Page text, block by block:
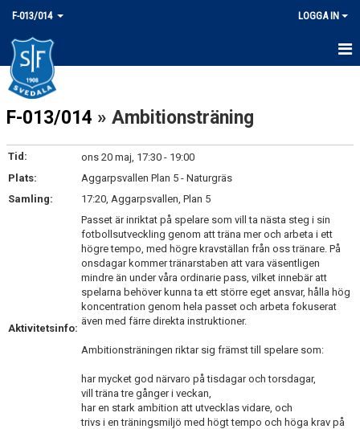
F-013/014 LOGGA IN
HEM
NYHETER
KALENDER
MATCHER
KONTAKT
F-013/014 » Ambitionsträning
Tid:
ons 20 maj, 17:30 - 19:00
Plats:
Aggarpsvallen Plan 5 - Naturgräs
Samling:
17:20, Aggarpsvallen, Plan 5
Aktivitetsinfo:
Passet är inriktat på spelare som vill ta nästa steg i sin
fotbollsutveckling genom att träna mer och arbeta i ett
högre tempo, med högre kravställan från oss tränare. På
onsdagar kommer tränarstaben att vara väsentligen
mindre än under våra ordinarie pass, vilket innebär att
spelarna behöver kunna ta ett större eget ansvar, hålla hög
koncentration genom hela passet och arbeta fokuserat
även med färre direkta instruktioner.
Ambitionsträningen riktar sig främst till spelare som:
har mycket god närvaro på tisdagar och torsdagar,
vill träna tre gånger i veckan,
har en stark ambition att utvecklas vidare, och
trivs i en träningsmiljö med högt tempo och höga krav på